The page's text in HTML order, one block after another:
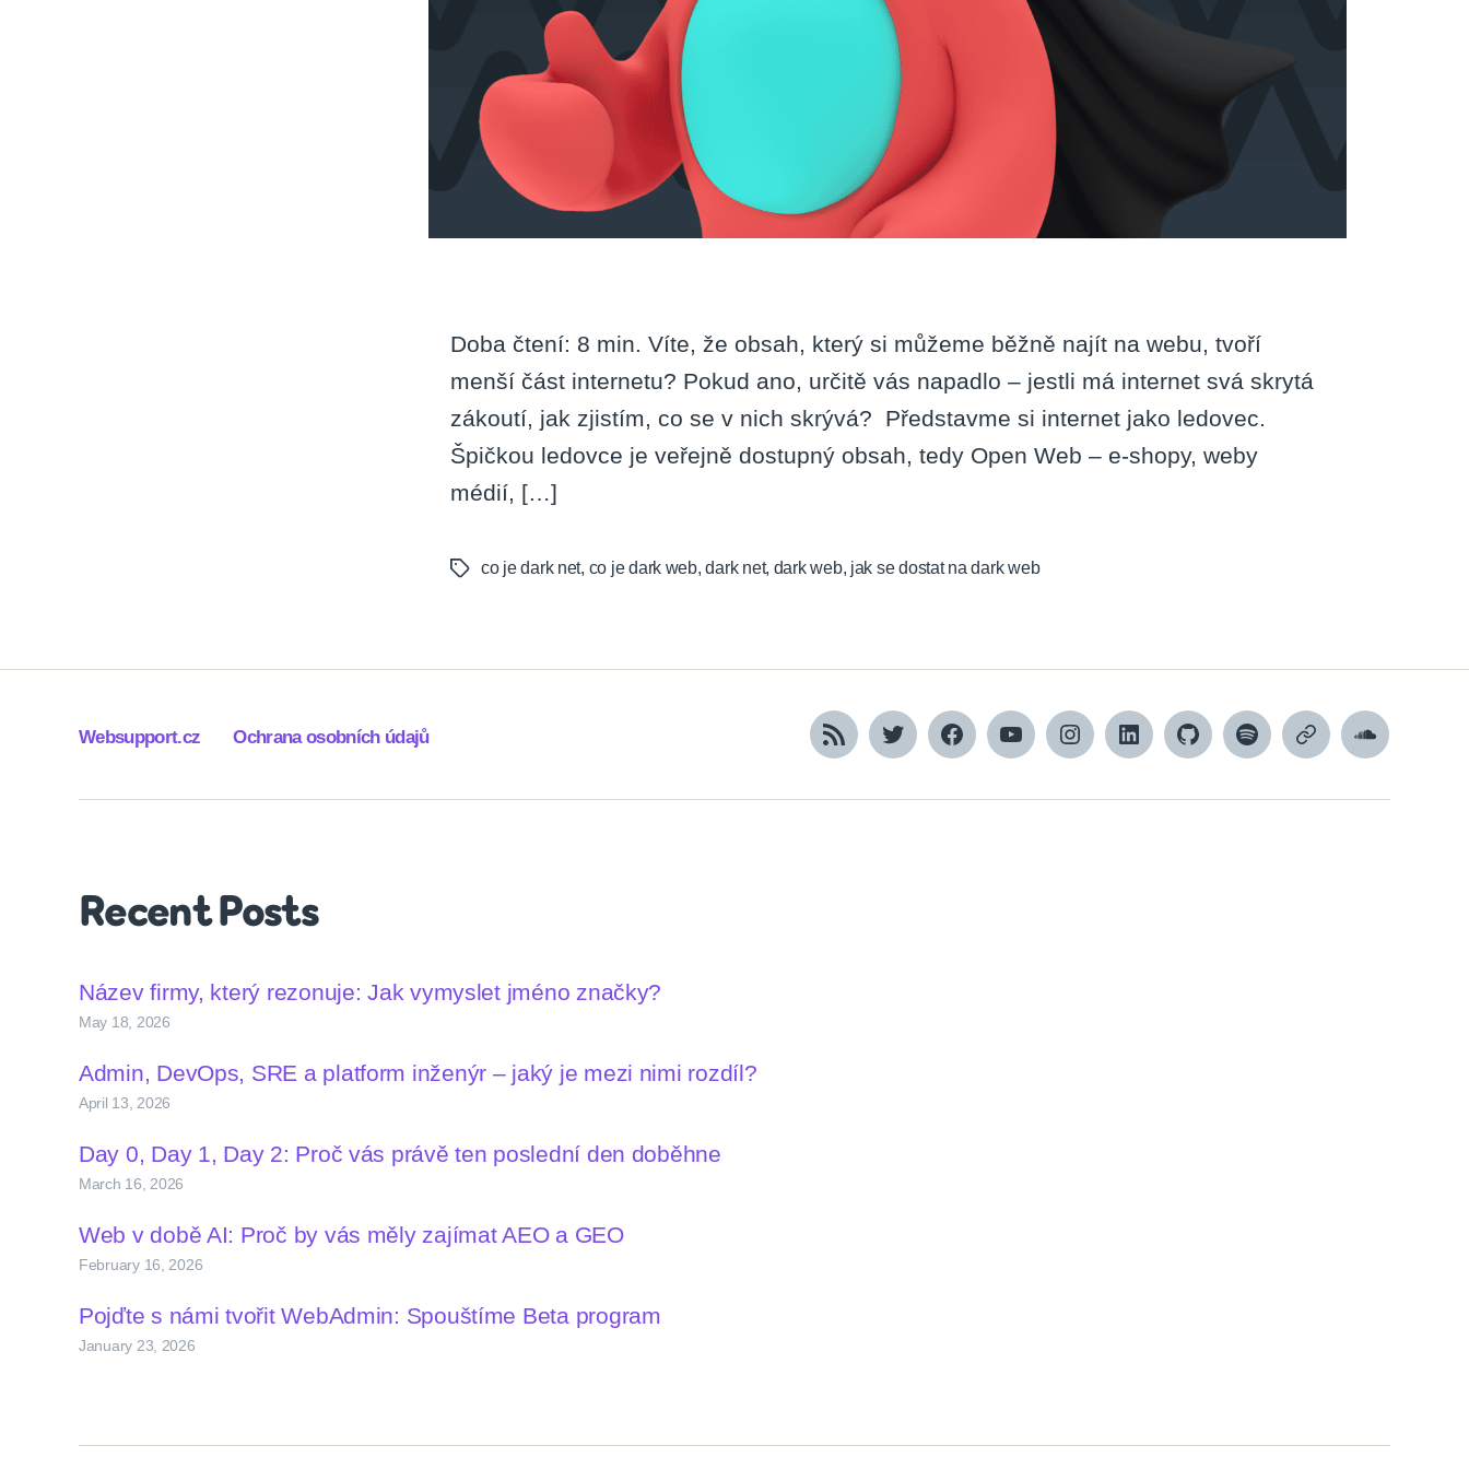
Doba čtení: 8 min. Víte, že obsah, který si můžeme běžně najít na webu, tvoří
menší část internetu? Pokud ano, určitě vás napadlo – jestli má internet svá skrytá
zákoutí, jak zjistím, co se v nich skrývá? Představme si internet jako ledovec.
Špičkou ledovce je veřejně dostupný obsah, tedy Open Web – e-shopy, weby
médií, […]
Tagsco je dark net, co je dark web,dark net, dark web, jak se dostat na dark web
Websupport.cz Ochrana osobních údajů RSS TwitterFacebookYouTubeInstagramLinkedInGithubSpotifyApple
SoundCloud
Recent Posts
Název firmy, který rezonuje: Jak vymyslet jméno značky?
May 18, 2026
Admin, DevOps, SRE a platform inženýr – jaký je mezi nimi rozdíl?
April 13, 2026
Day 0, Day 1, Day 2: Proč vás právě ten poslední den doběhne
March 16, 2026
Web v době AI: Proč by vás měly zajímat AEO a GEO
February 16, 2026
Pojďte s námi tvořit WebAdmin: Spouštíme Beta program
January 23, 2026